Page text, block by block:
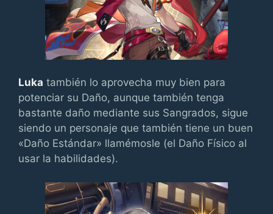
Luka también lo aprovecha muy bien para
potenciar su Daño, aunque también tenga
bastante daño mediante sus Sangrados, sigue
siendo un personaje que también tiene un buen
«Daño Estándar» llamémosle (el Daño Físico al
usar la habilidades).